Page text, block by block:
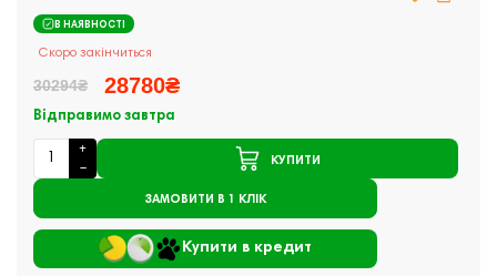
В НАЯВНОСТІ
Скоро закінчиться
30294₴ 28780₴
Відправимо завтра
КУПИТИ
ЗАМОВИТИ В 1 КЛІК
Купити в кредит